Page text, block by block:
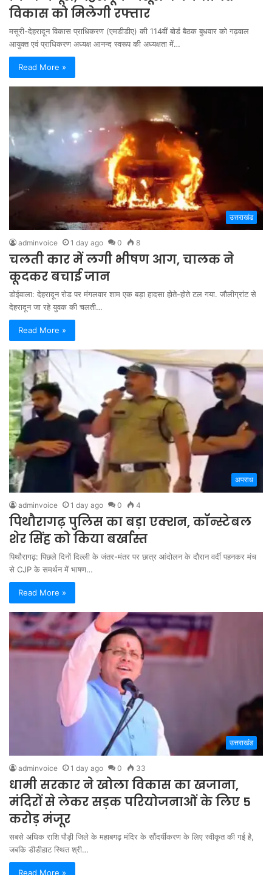
विकास को मिलेगी रफ्तार
मसूरी-देहरादून विकास प्राधिकरण (एमडीडीए) की 114वीं बोर्ड बैठक बुधवार को गढ़वाल
आयुक्त एवं प्राधिकरण अध्यक्ष आनन्द स्वरूप की अध्यक्षता में…
Read More »
उत्तराखंड
adminvoice 1 day ago 0 8
चलती कार में लगी भीषण आग, चालक ने
कूदकर बचाई जान
डोईवाला: देहरादून रोड पर मंगलवार शाम एक बड़ा हादसा होते-होते टल गया. जौलीग्रांट से
देहरादून जा रहे युवक की चलती…
Read More »
अपराध
adminvoice 1 day ago 0 4
पिथौरागढ़ पुलिस का बड़ा एक्शन, कॉन्स्टेबल
शेर सिंह को किया बर्खास्त
पिथौरागढ़: पिछले दिनों दिल्ली के जंतर-मंतर पर छात्र आंदोलन के दौरान वर्दी पहनकर मंच
से CJP के समर्थन में भाषण…
Read More »
उत्तराखंड
adminvoice 1 day ago 0 33
धामी सरकार ने खोला विकास का खजाना,
मंदिरों से लेकर सड़क परियोजनाओं के लिए 5
करोड़ मंजूर
सबसे अधिक राशि पौड़ी जिले के महाबगढ़ मंदिर के सौंदर्यीकरण के लिए स्वीकृत की गई है,
जबकि डीडीहाट स्थित श्री…
Read More »